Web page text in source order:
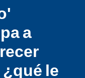
a
le